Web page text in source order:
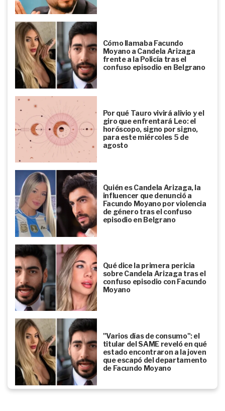
Cómo llamaba Facundo
Moyano a Candela Arizaga
frente a la Policía tras el
confuso episodio en Belgrano
Por qué Tauro vivirá alivio y el
giro que enfrentará Leo: el
horóscopo, signo por signo,
para este miércoles 5 de
agosto
Quién es Candela Arizaga, la
influencer que denunció a
Facundo Moyano por violencia
de género tras el confuso
episodio en Belgrano
Qué dice la primera pericia
sobre Candela Arizaga tras el
confuso episodio con Facundo
Moyano
"Varios días de consumo": el
titular del SAME reveló en qué
estado encontraron a la joven
que escapó del departamento
de Facundo Moyano